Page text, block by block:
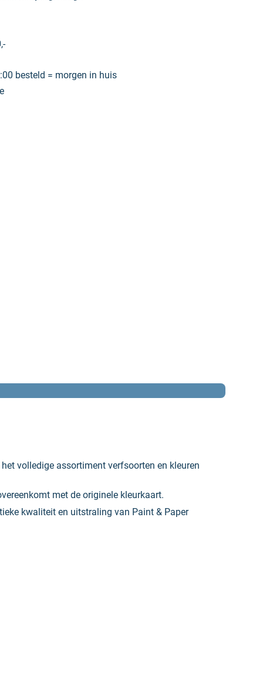
besteld = morgen in huis
volledige assortiment verfsoorten en kleuren
met de originele kleurkaart.
kwaliteit en uitstraling van Paint & Paper